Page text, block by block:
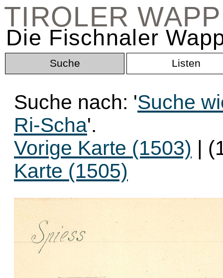
TIROLER
Die Fischnaler
Suche Listen
Suche nach: 'Suche
Ri-Scha'.
Vorige Karte (1503) |
Karte (1505)